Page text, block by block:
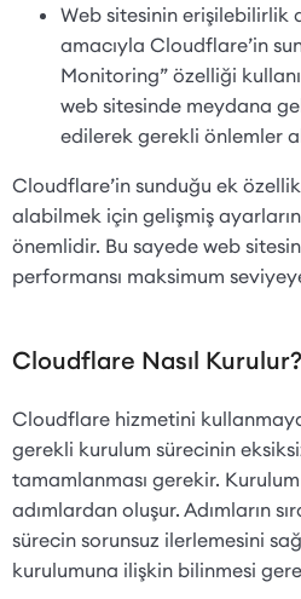
Web sitesinin erişilebilirlik
amacıyla Cloudflare’in
Monitoring” özelliği
web sitesinde meydana
edilerek gerekli önlemler
Cloudflare’in sunduğu ek
alabilmek için gelişmiş ayarların
önemlidir. Bu sayede web
performansı maksimum
Cloudflare Nasıl Kurulur?
Cloudflare hizmetini
gerekli kurulum sürecinin
tamamlanması gerekir.
adımlardan oluşur. Adımların
sürecin sorunsuz ilerlemesini
kurulumuna ilişkin bilinmesi